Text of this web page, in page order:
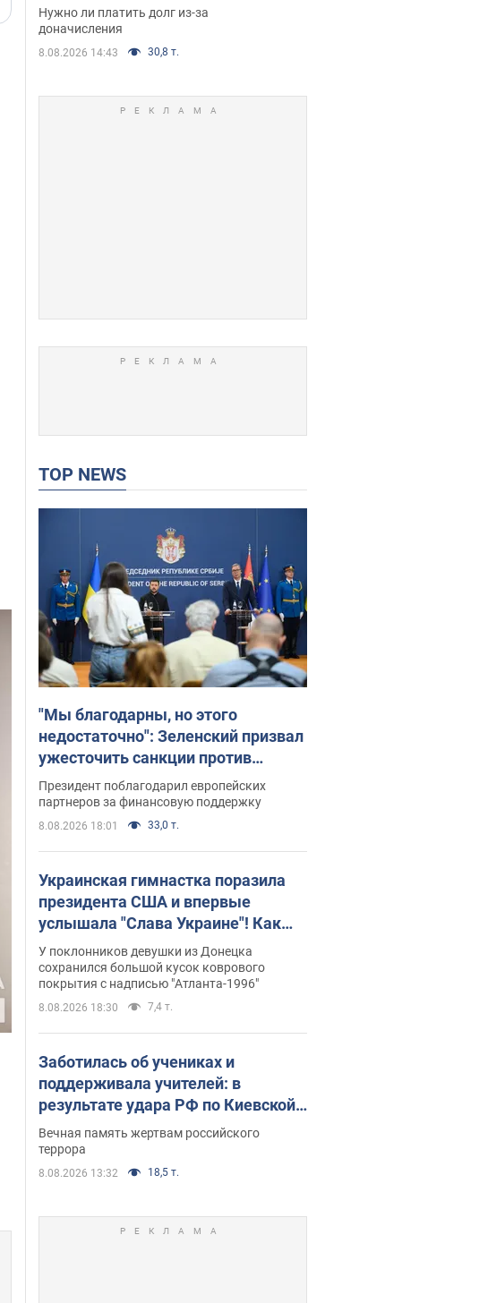
судья вынес
неожиданное решение
Нужно ли платить долг из-за
доначисления
8.08.2026 14:43 30,8 т.
TOP NEWS
"Мы благодарны, но этого
недостаточно": Зеленский призвал
ужесточить санкции против
России
Президент поблагодарил европейских
партнеров за финансовую поддержку
8.08.2026 18:01 33,0 т.
Украинская гимнастка поразила
президента США и впервые
услышала "Слава Украине"! Как
сложилась судьба Подкопаевой,
которая 30 лет назад завоевала
"золото" Олимпиады
У поклонников девушки из Донецка
сохранился большой кусок коврового
покрытия с надписью "Атланта-1996"
8.08.2026 18:30 7,4 т.
Заботилась об учениках и
поддерживала учителей: в
результате удара РФ по Киевской
области погибли директор
киевского лицея, её муж и внук
Вечная память жертвам российского
террора
8.08.2026 13:32 18,5 т.